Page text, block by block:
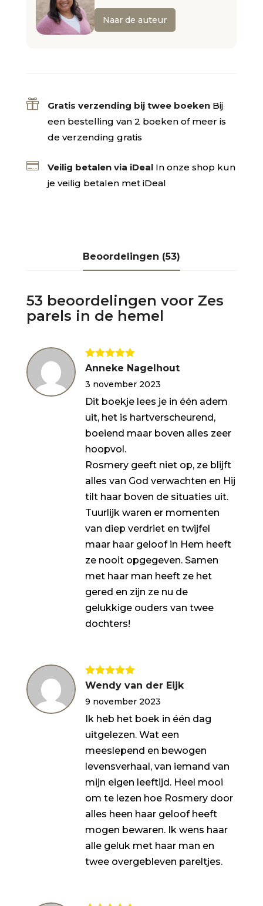
Naar de auteur
 Gratis verzending bij twee boeken Bij
een bestelling van 2 boeken of meer is
de verzending gratis
 Veilig betalen via iDeal In onze shop kun
je veilig betalen met iDeal
Beoordelingen (53)
53 beoordelingen voor Zes
parels in de hemel
Gewaardeerd
Anneke Nagelhout
3 november 2023
Dit boekje lees je in één adem
uit, het is hartverscheurend,
boeiend maar boven alles zeer
hoopvol.
Rosmery geeft niet op, ze blijft
alles van God verwachten en Hij
tilt haar boven de situaties uit.
Tuurlijk waren er momenten
van diep verdriet en twijfel
maar haar geloof in Hem heeft
ze nooit opgegeven. Samen
met haar man heeft ze het
gered en zijn ze nu de
gelukkige ouders van twee
dochters!
Gewaardeerd
Wendy van der Eijk
9 november 2023
Ik heb het boek in één dag
uitgelezen. Wat een
meeslepend en bewogen
levensverhaal, van iemand van
mijn eigen leeftijd. Heel mooi
om te lezen hoe Rosmery door
alles heen haar geloof heeft
mogen bewaren. Ik wens haar
alle geluk met haar man en
twee overgebleven pareltjes.